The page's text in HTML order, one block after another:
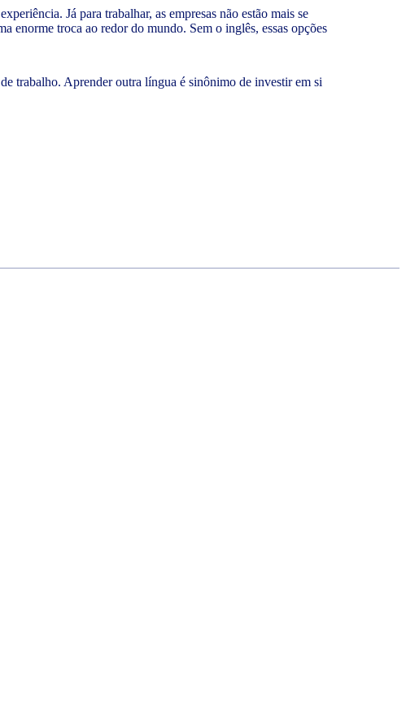
Já para trabalhar, as empresas não estão mais se
enorme troca ao redor do mundo. Sem o inglês, essas opções
trabalho. Aprender outra língua é sinônimo de investir em si